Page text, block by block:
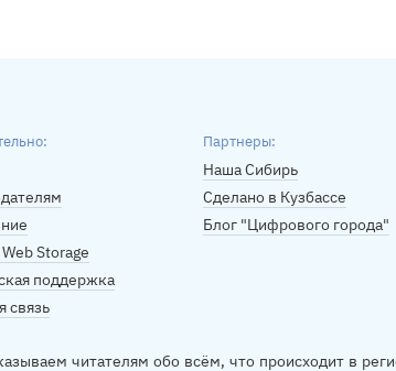
Storage
поддержка
связь
Партнеры:
Наша Сибирь
Сделано в Кузбассе
Блог "Цифрового города"
читателям обо всём, что происходит в